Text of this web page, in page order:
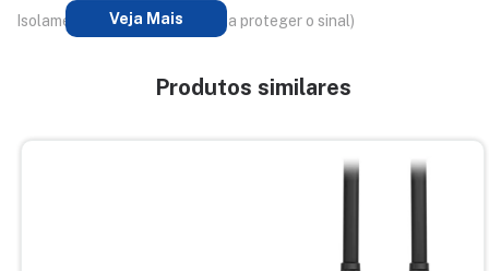
Isolamento: Polietileno (ajuda a proteger o sinal)
Veja Mais
Produtos similares